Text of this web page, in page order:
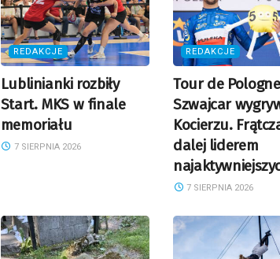
REDAKCJE
Lublinianki rozbiły
Start. MKS w finale
memoriału
7 SIERPNIA 2026
REDAKCJE
Tour de
Szwajcar
Kocierzu.
dalej liderem
7 SIERPNIA 2026